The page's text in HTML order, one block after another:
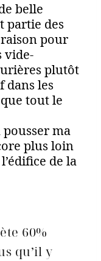
belle
partie des
raison pour
vide-
plutôt
dans les
tout le
ma
plus loin
de la
60%
qu’il y